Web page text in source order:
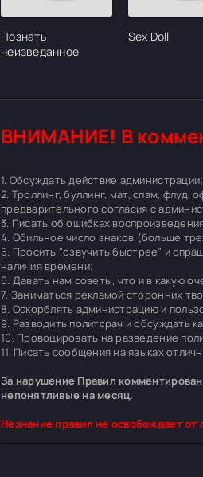
Познать
неизведанное
Sex Doll
ВНИМАНИЕ! В
1. Обсуждать действие администрации;
2. Троллинг, буллинг, мат, спам, флуд,
предварительного согласия с
3. Писать об ошибках
4. Обильное число знаков (больше
5. Просить "озвучить быстрее" и
наличия времени;
6. Давать нам советы, что и в какую
7. Заниматься рекламой сторонних
8. Оскорблять администрацию и
9. Разводить политсрач и обсуждать
10. Провоцировать на разведение
11. Писать сообщения на языках
За нарушение Правил
непонятливые на месяц.
Незнание правил не освобождает от